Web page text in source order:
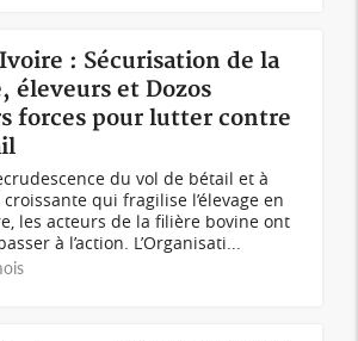
: Sécurisation de la
éleveurs et Dozos
forces pour lutter contre
du vol de bétail et à
croissante qui fragilise l’élevage en
les acteurs de la filière bovine ont
à l’action. L’Organisati...